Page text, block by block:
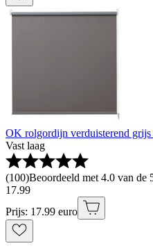
OK rolgordijn verduisterend
Vast laag
(100)Beoordeeld met 4.0 van de
17.99
Prijs: 17.99 euro